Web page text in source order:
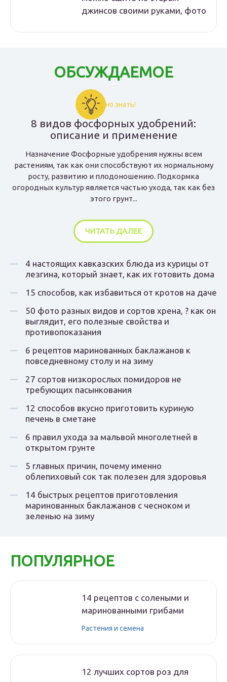
джинсов своими руками, фото
ОБСУЖДАЕМОЕ
Важно знать!
8 видов фосфорных удобрений:
описание и применение
Назначение Фосфорные удобрения нужны всем
растениям, так как они способствуют их нормальному
росту, развитию и плодоношению. Подкормка
огородных культур является частью ухода, так как без
этого грунт...
ЧИТАТЬ ДАЛЕЕ
4 настоящих кавказских блюда из курицы от
лезгина, который знает, как их готовить дома
15 способов, как избавиться от кротов на даче
50 фото разных видов и сортов хрена, ? как он
выглядит, его полезные свойства и
противопоказания
6 рецептов маринованных баклажанов к
повседневному столу и на зиму
27 сортов низкорослых помидоров не
требующих пасынкования
12 способов вкусно приготовить куриную
печень в сметане
6 правил ухода за мальвой многолетней в
открытом грунте
5 главных причин, почему именно
облепиховый сок так полезен для здоровья
14 быстрых рецептов приготовления
маринованных баклажанов с чесноком и
зеленью на зиму
ПОПУЛЯРНОЕ
14 рецептов с солеными и
маринованными грибами
Растения и семена
12 лучших сортов роз для